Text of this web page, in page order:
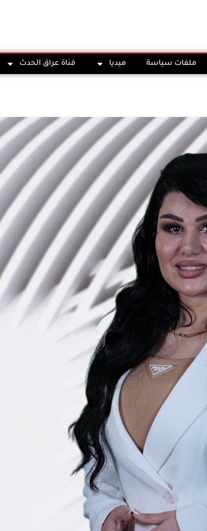
ملفات سياسة ميديا قناة عراق الحدث